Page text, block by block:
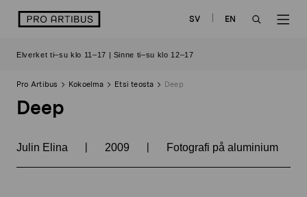
sisältöön
logo SV
EN
Elverket ti–su klo 11–17 | Sinne ti–su klo 12–17
Pro Artibus Kokoelma Etsi teosta Deep
Deep
Julin Elina | 2009 | Fotografi på aluminium